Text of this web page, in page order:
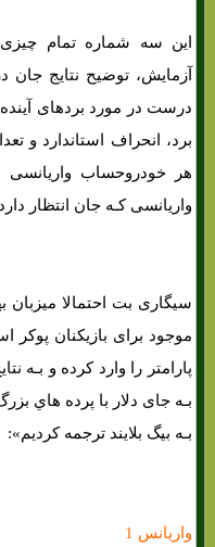
این سه شماره تمام
آزمایش، توضیح نتایج
درست در مورد بردهای
برد، انحراف استاندارد و
هر خودرو‌حساب
واریانسی کـه جان انتظار
سیگاری بت احتمالا میزبان
موجود برای بازیکنان پوکر
پارامتر را وارد کرده و بـه
بـه جای دلار با پرده هاي‌
بـه بیگ بلایند ترجمه کردیم»:
واریانس 1